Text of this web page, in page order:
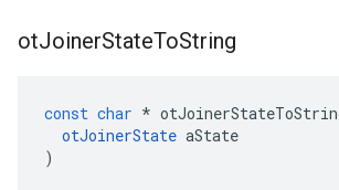
otJoinerStateToString
const char *
otJoinerState aState
)